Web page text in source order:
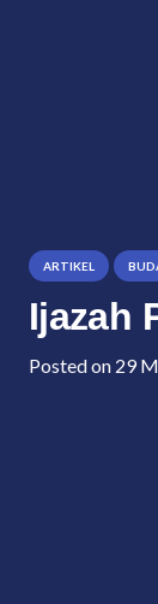
ARTIKEL
Ijazah
Posted on 29